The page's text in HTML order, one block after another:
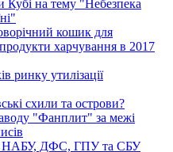
Кубі на тему "Небезпека
кошик для
харчування в 2017
ринку утилізації
схили та острови?
"Фанплит" за межі
НАБУ, ДФС, ГПУ та СБУ